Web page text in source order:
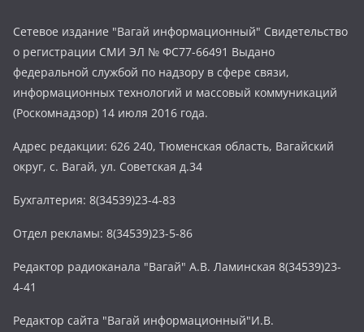
Сетевое издание "Вагай информационный" Свидетельство
о регистрации СМИ ЭЛ № ФС77-66491 Выдано
федеральной службой по надзору в сфере связи,
информационных технологий и массовый коммуникаций
(Роскомнадзор) 14 июля 2016 года.
Адрес редакции: 626 240, Тюменская область, Вагайский
округ, с. Вагай, ул. Советская д.34
Бухгалтерия: 8(34539)23-4-83
Отдел рекламы: 8(34539)23-5-86
Редактор радиоканала "Вагай" А.В. Ламинская 8(34539)23-
4-41
Редактор сайта "Вагай информационный"И.В.